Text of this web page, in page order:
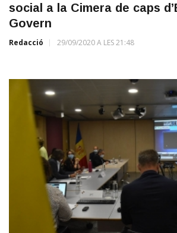
social a la Cimera de caps
Govern
Redacció 29/09/2020 A LES 21:48